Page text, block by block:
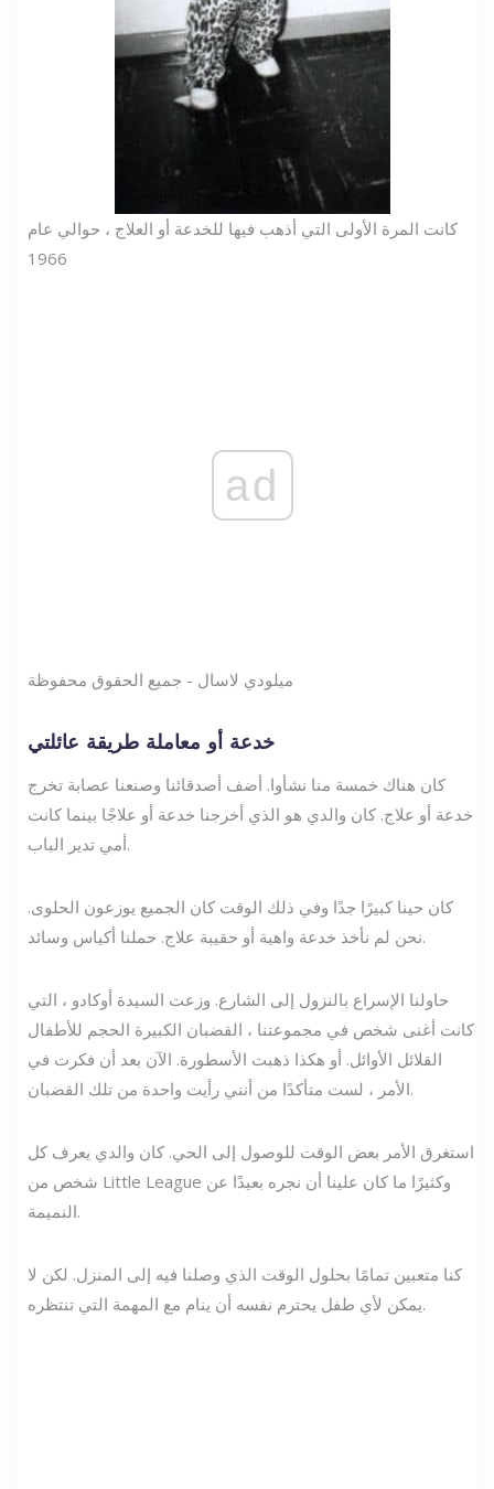
كانت المرة الأولى التي أذهب فيها للخدعة أو العلاج ، حوالي عام
1966
ad
ميلودي لاسال - جميع الحقوق محفوظة
خدعة أو معاملة طريقة عائلتي
كان هناك خمسة منا نشأوا. أضف أصدقائنا وصنعنا عصابة تخرج
خدعة أو علاج. كان والدي هو الذي أخرجنا خدعة أو علاجًا بينما كانت
أمي تدير الباب.
كان حينا كبيرًا جدًا وفي ذلك الوقت كان الجميع يوزعون الحلوى.
نحن لم نأخذ خدعة واهية أو حقيبة علاج. حملنا أكياس وسائد.
حاولنا الإسراع بالنزول إلى الشارع. وزعت السيدة أوكادو ، التي
كانت أغنى شخص في مجموعتنا ، القضبان الكبيرة الحجم للأطفال
القلائل الأوائل. أو هكذا ذهبت الأسطورة. الآن بعد أن فكرت في
الأمر ، لست متأكدًا من أنني رأيت واحدة من تلك القضبان.
استغرق الأمر بعض الوقت للوصول إلى الحي. كان والدي يعرف كل
شخص من Little League وكثيرًا ما كان علينا أن نجره بعيدًا عن
النميمة.
كنا متعبين تمامًا بحلول الوقت الذي وصلنا فيه إلى المنزل. لكن لا
يمكن لأي طفل يحترم نفسه أن ينام مع المهمة التي تنتظره.